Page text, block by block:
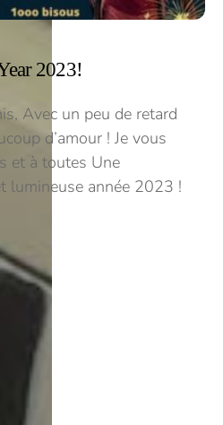
2023!
Avec un peu de retard
d’amour ! Je vous
et à toutes Une
lumineuse année 2023 !